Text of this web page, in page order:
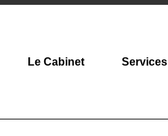
Le Cabinet Services